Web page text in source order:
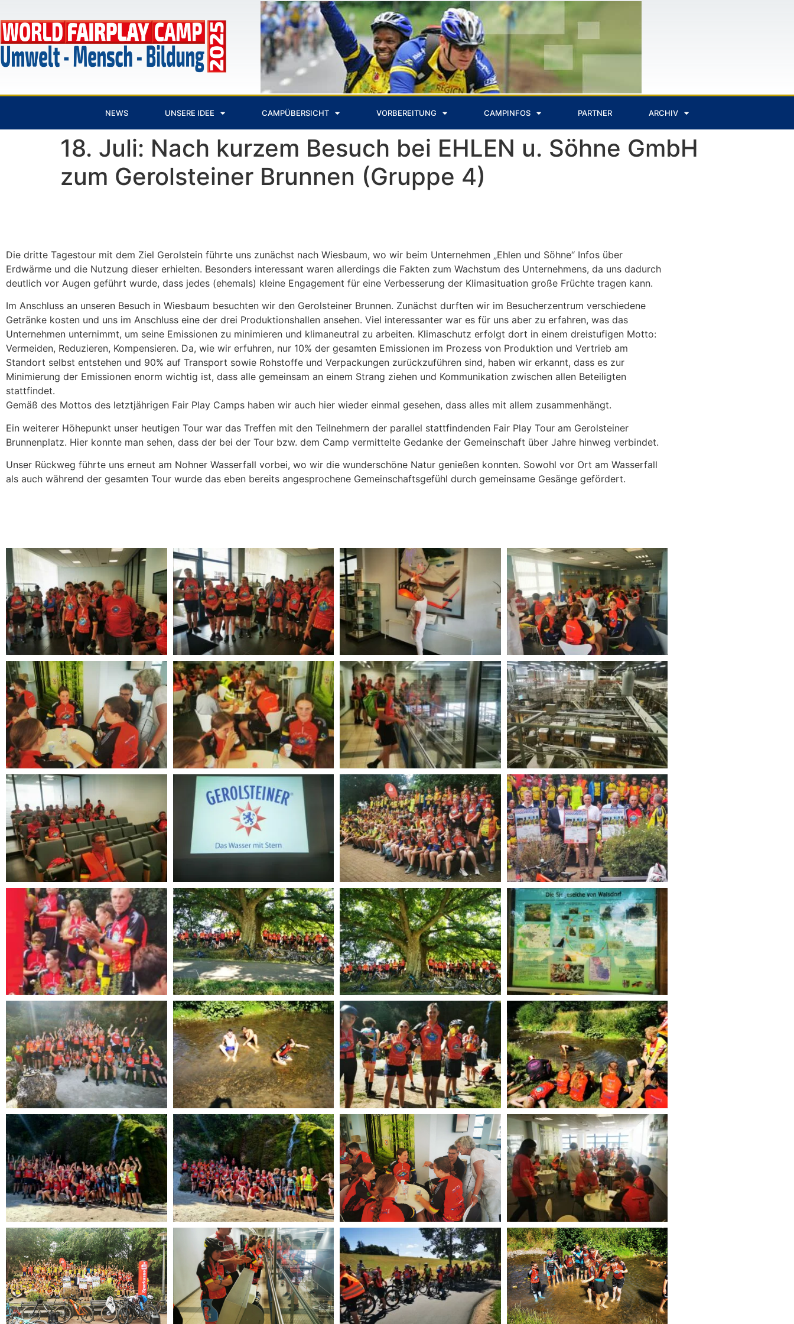
NEWS UNSERE IDEE CAMPÜBERSICHT VORBEREITUNG CAMPINFOS PARTNER ARCHIV
18. Juli: Nach kurzem Besuch bei EHLEN u. Söhne GmbH
zum Gerolsteiner Brunnen (Gruppe 4)
Die dritte Tagestour mit dem Ziel Gerolstein führte uns zunächst nach Wiesbaum, wo wir beim Unternehmen „Ehlen und Söhne“ Infos über
Erdwärme und die Nutzung dieser erhielten. Besonders interessant waren allerdings die Fakten zum Wachstum des Unternehmens, da uns dadurch
deutlich vor Augen geführt wurde, dass jedes (ehemals) kleine Engagement für eine Verbesserung der Klimasituation große Früchte tragen kann.
Im Anschluss an unseren Besuch in Wiesbaum besuchten wir den Gerolsteiner Brunnen. Zunächst durften wir im Besucherzentrum verschiedene
Getränke kosten und uns im Anschluss eine der drei Produktionshallen ansehen. Viel interessanter war es für uns aber zu erfahren, was das
Unternehmen unternimmt, um seine Emissionen zu minimieren und klimaneutral zu arbeiten. Klimaschutz erfolgt dort in einem dreistufigen Motto:
Vermeiden, Reduzieren, Kompensieren. Da, wie wir erfuhren, nur 10% der gesamten Emissionen im Prozess von Produktion und Vertrieb am
Standort selbst entstehen und 90% auf Transport sowie Rohstoffe und Verpackungen zurückzuführen sind, haben wir erkannt, dass es zur
Minimierung der Emissionen enorm wichtig ist, dass alle gemeinsam an einem Strang ziehen und Kommunikation zwischen allen Beteiligten
stattfindet.
Gemäß des Mottos des letztjährigen Fair Play Camps haben wir auch hier wieder einmal gesehen, dass alles mit allem zusammenhängt.
Ein weiterer Höhepunkt unser heutigen Tour war das Treffen mit den Teilnehmern der parallel stattfindenden Fair Play Tour am Gerolsteiner
Brunnenplatz. Hier konnte man sehen, dass der bei der Tour bzw. dem Camp vermittelte Gedanke der Gemeinschaft über Jahre hinweg verbindet.
Unser Rückweg führte uns erneut am Nohner Wasserfall vorbei, wo wir die wunderschöne Natur genießen konnten. Sowohl vor Ort am Wasserfall
als auch während der gesamten Tour wurde das eben bereits angesprochene Gemeinschaftsgefühl durch gemeinsame Gesänge gefördert.